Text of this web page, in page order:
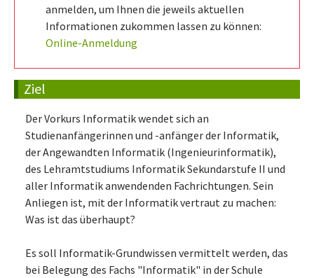
anmelden, um Ihnen die jeweils aktuellen
Informationen zukommen lassen zu können:
Online-Anmeldung
Ziel
Der Vorkurs Informatik wendet sich an
Studienanfängerinnen und -anfänger der Informatik,
der Angewandten Informatik (Ingenieurinformatik),
des Lehramtstudiums Informatik Sekundarstufe II und
aller Informatik anwendenden Fachrichtungen. Sein
Anliegen ist, mit der Informatik vertraut zu machen:
Was ist das überhaupt?
Es soll Informatik-Grundwissen vermittelt werden, das
bei Belegung des Fachs "Informatik" in der Schule